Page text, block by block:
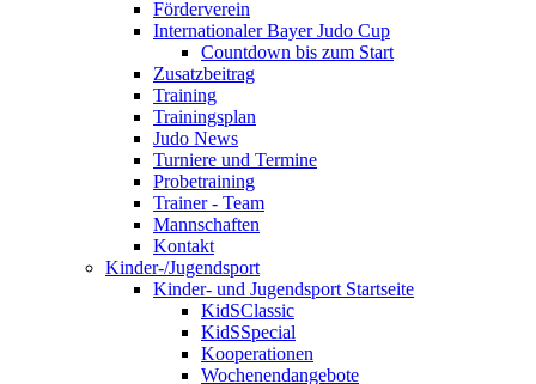
Förderverein
Internationaler Bayer Judo Cup
Countdown bis zum Start
Zusatzbeitrag
Training
Trainingsplan
Judo News
Turniere und Termine
Probetraining
Trainer - Team
Mannschaften
Kontakt
Kinder-/Jugendsport
Kinder- und Jugendsport Startseite
KidSClassic
KidSSpecial
Kooperationen
Wochenendangebote